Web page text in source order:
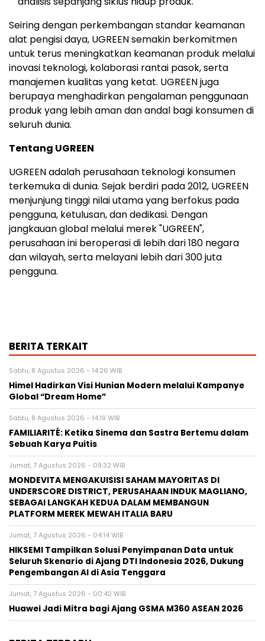
Seiring dengan perkembangan standar keamanan
alat pengisi daya, UGREEN semakin berkomitmen
untuk terus meningkatkan keamanan produk melalui
inovasi teknologi, kolaborasi rantai pasok, serta
manajemen kualitas yang ketat. UGREEN juga
berupaya menghadirkan pengalaman penggunaan
produk yang lebih aman dan andal bagi konsumen di
seluruh dunia.
Tentang UGREEN
UGREEN adalah perusahaan teknologi konsumen
terkemuka di dunia. Sejak berdiri pada 2012, UGREEN
menjunjung tinggi nilai utama yang berfokus pada
pengguna, ketulusan, dan dedikasi. Dengan
jangkauan global melalui merek "UGREEN",
perusahaan ini beroperasi di lebih dari 180 negara
dan wilayah, serta melayani lebih dari 300 juta
pengguna.
BERITA TERKAIT
Sabtu, 8 Agustus 2026 - 14:26 WIB
Himel Hadirkan Visi Hunian Modern melalui Kampanye
Global “Dream Home”
Sabtu, 8 Agustus 2026 - 14:19 WIB
FAMILIARITÉ: Ketika Sinema dan Sastra Bertemu dalam
Sebuah Karya Puitis
Jumat, 7 Agustus 2026 - 09:32 WIB
MONDEVITA MENGAKUISISI SAHAM MAYORITAS DI
UNDERSCORE DISTRICT, PERUSAHAAN INDUK MAGLIANO,
SEBAGAI LANGKAH KEDUA DALAM MEMBANGUN
PLATFORM MEREK MEWAH ITALIA BARU
Jumat, 7 Agustus 2026 - 04:14 WIB
HIKSEMI Tampilkan Solusi Penyimpanan Data untuk
Seluruh Skenario di Ajang DTI Indonesia 2026, Dukung
Pengembangan AI di Asia Tenggara
Jumat, 7 Agustus 2026 - 00:42 WIB
Huawei Jadi Mitra bagi Ajang GSMA M360 ASEAN 2026